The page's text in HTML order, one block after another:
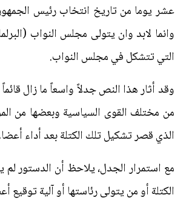
عشر يوما من تاريخ انتخاب رئيس
وانما لابد وان يتولى مجلس النواب
التي تتشكل في مجلس النواب.
وقد أثار هذا النص جدلاً واسعاً ما زال
من مختلف القوى السياسية وبعضها من
الذي قصر تشكيل تلك الكتلة بعد أداء
مع استمرار الجدل، يلاحظ أن الدستور لم
الكتلة أو من يتولى رئاستها أو آلية توقيع